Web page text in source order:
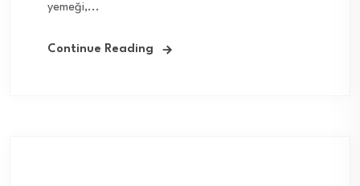
yemeği,...
Continue Reading